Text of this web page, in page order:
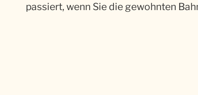
passiert, wenn Sie die gewohnten